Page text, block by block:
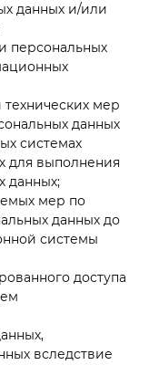
данных и/или
персональных
мер
данных
системах
для выполнения
данных;
мер по
данных до
системы
доступа
вследствие